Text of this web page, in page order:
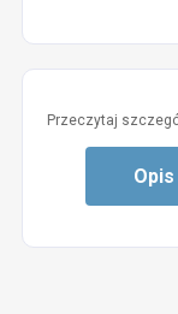
Przeczytaj